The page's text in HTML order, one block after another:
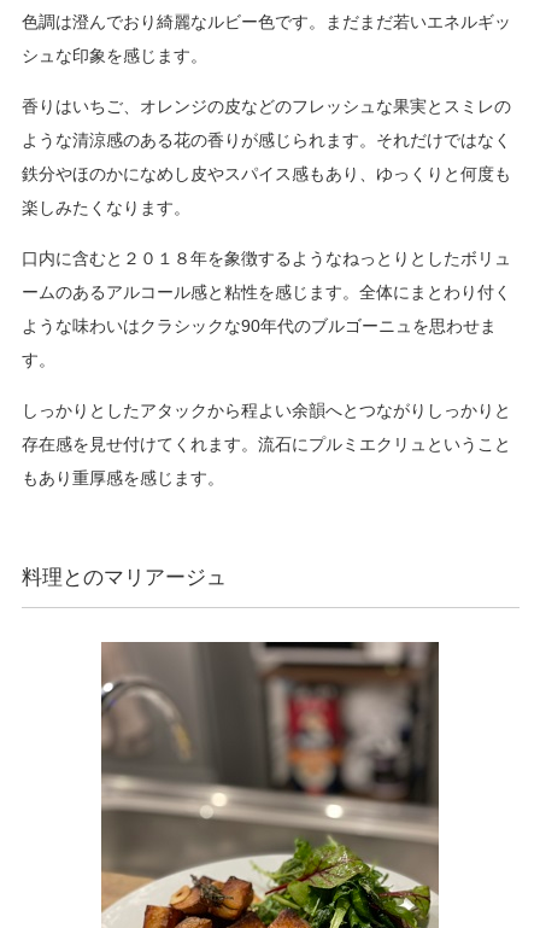
色調は澄んでおり綺麗なルビー色です。まだまだ若いエネルギッ
シュな印象を感じます。
香りはいちご、オレンジの皮などのフレッシュな果実とスミレの
ような清涼感のある花の香りが感じられます。それだけではなく
鉄分やほのかになめし皮やスパイス感もあり、ゆっくりと何度も
楽しみたくなります。
口内に含むと２０１８年を象徴するようなねっとりとしたボリュ
ームのあるアルコール感と粘性を感じます。全体にまとわり付く
ような味わいはクラシックな90年代のブルゴーニュを思わせま
す。
しっかりとしたアタックから程よい余韻へとつながりしっかりと
存在感を見せ付けてくれます。流石にプルミエクリュということ
もあり重厚感を感じます。
料理とのマリアージュ